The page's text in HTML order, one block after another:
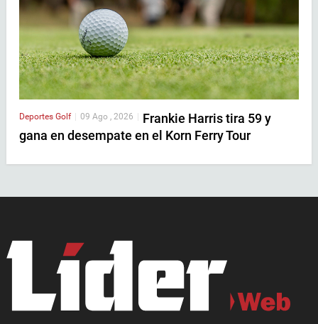
Deportes Golf | 09 Ago , 2026 | Frankie Harris tira 59 y
gana en desempate en el Korn Ferry Tour